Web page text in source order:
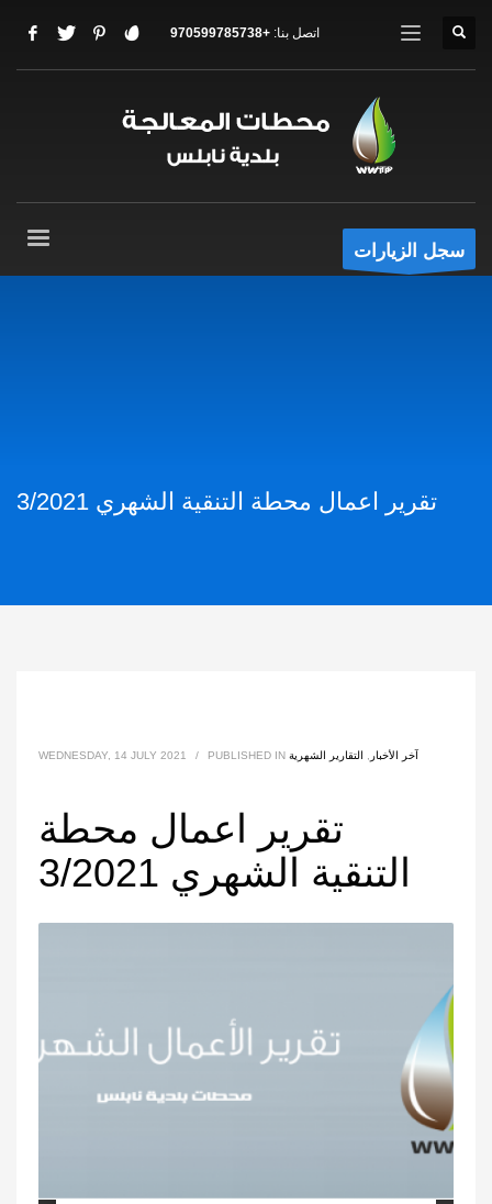
اتصل بنا: +970599785738
سجل الزيارات
تقرير اعمال محطة التنقية الشهري 3/2021
WEDNESDAY, 14 JULY 2021 / PUBLISHED IN آخر الأخبار التقارير الشهرية
تقرير اعمال محطة
التنقية الشهري 3/2021